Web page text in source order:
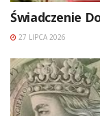
Świadczenie
27 LIPCA 2026